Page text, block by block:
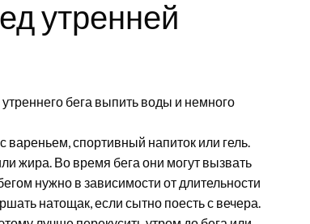
утренней
бега выпить воды и немного
вареньем, спортивный напиток или гель.
жира. Во время бега они могут вызвать
нужно в зависимости от длительности
натощак, если сытно поесть с вечера.